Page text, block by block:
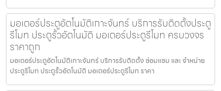
มอเตอร์ประตูอัตโนมัติเกาะจันทร์ บริการรับติดตั้งประตู
รีโมท ประตูรั้วอัตโนมัติ มอเตอร์ประตูรีโมท ครบวงจร
ราคาถูก
มอเตอร์ประตูอัตโนมัติเกาะจันทร์ บริการรับติดตั้ง ซ่อมแซม และ จำหน่าย
ประตูรีโมท ประตูรั้วอัตโนมัติ มอเตอร์ประตูรีโมท ราคา